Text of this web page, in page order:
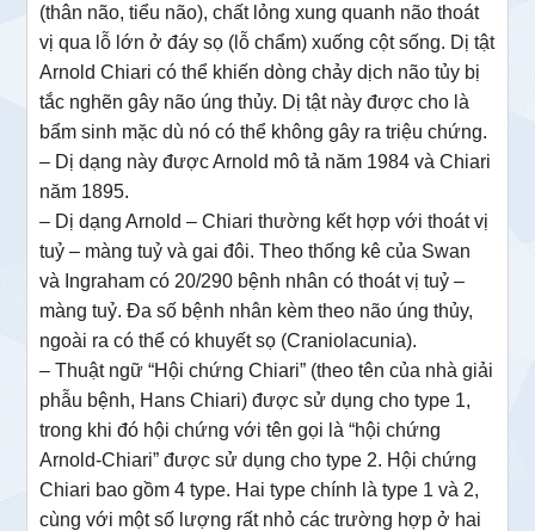
(thân não, tiểu não), chất lỏng xung quanh não thoát
vị qua lỗ lớn ở đáy sọ (lỗ chẩm) xuống cột sống. Dị tật
Arnold Chiari có thể khiến dòng chảy dịch não tủy bị
tắc nghẽn gây não úng thủy. Dị tật này được cho là
bẩm sinh mặc dù nó có thể không gây ra triệu chứng.
– Dị dạng này được Arnold mô tả năm 1984 và Chiari
năm 1895.
– Dị dạng Arnold – Chiari thường kết hợp với thoát vị
tuỷ – màng tuỷ và gai đôi. Theo thống kê của Swan
và Ingraham có 20/290 bệnh nhân có thoát vị tuỷ –
màng tuỷ. Đa số bệnh nhân kèm theo não úng thủy,
ngoài ra có thể có khuyết sọ (Craniolacunia).
– Thuật ngữ “Hội chứng Chiari” (theo tên của nhà giải
phẫu bệnh, Hans Chiari) được sử dụng cho type 1,
trong khi đó hội chứng với tên gọi là “hội chứng
Arnold-Chiari” được sử dụng cho type 2. Hội chứng
Chiari bao gồm 4 type. Hai type chính là type 1 và 2,
cùng với một số lượng rất nhỏ các trường hợp ở hai